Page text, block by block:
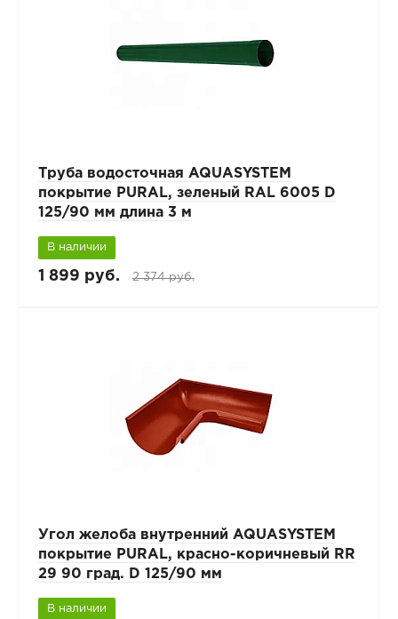
Труба водосточная AQUASYSTEM
покрытие PURAL, зеленый RAL 6005 D
125/90 мм длина 3 м
В наличии
1 899 руб. 2 374 руб.
Угол желоба внутренний AQUASYSTEM
покрытие PURAL, красно-коричневый RR
29 90 град. D 125/90 мм
В наличии